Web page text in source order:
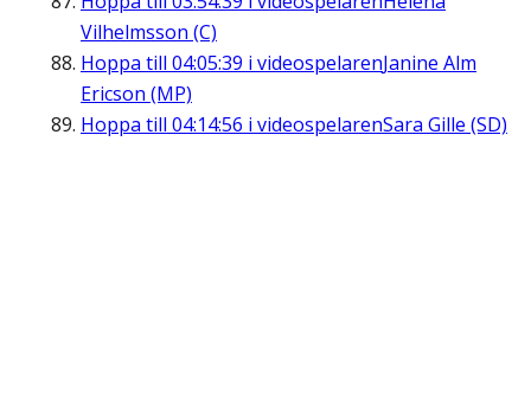
Vilhelmsson (C)
Hoppa till 04:05:39 i videospelarenJanine Alm
Ericson (MP)
Hoppa till 04:14:56 i videospelarenSara Gille (SD)